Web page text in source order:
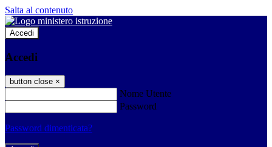
Salta al contenuto
Accedi
Accedi
button close ×
Nome Utente
Password
Password dimenticata?